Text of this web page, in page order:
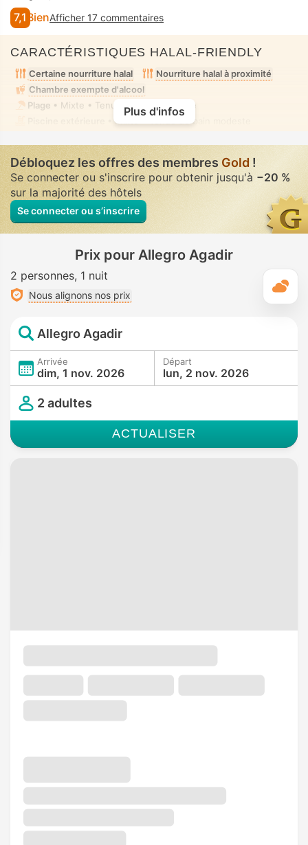
7,1 BienAfficher 17 commentaires
CARACTÉRISTIQUES HALAL-FRIENDLY
Certaine nourriture halal
Nourriture halal à proximité
Chambre exempte d'alcool
Plage • Mixte • Tenue de bain modeste
• Mixte • Tenue de bain modeste
Plus d'infos
Débloquez les offres des membres Gold !
Se connecter ou s'inscrire pour obtenir jusqu'à −20 %
sur la majorité des hôtels
Se connecter ou s’inscrire
Prix pour Allegro Agadir
2 personnes 1 nuit
Nous alignons nos prix
Allegro Agadir
Arrivée
dim, 1 nov. 2026
Départ
lun, 2 nov. 2026
2 adultes
ACTUALISER